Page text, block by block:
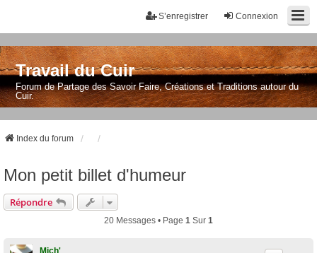
Connexion
S’enregistrer
Travail du Cuir
Forum de Partage des Savoir Faire, Créations et Traditions autour du
Cuir.
Index du forum
Mon petit billet d'humeur
Répondre
20 Messages • Page 1 Sur 1
Mich'